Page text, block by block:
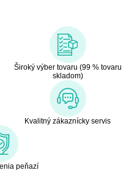
Široký výber tovaru (99 % tovaru
skladom)
Kvalitný zákaznícky servis
peňazí